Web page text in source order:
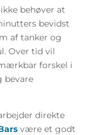
behøver at
bevidst
af tanker og
Over tid vil
forskel i
bevare
direkte
være et godt